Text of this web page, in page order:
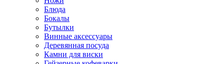
Блюда
Бокалы
Бутылки
Винные аксессуары
Деревянная посуда
Камни для виски